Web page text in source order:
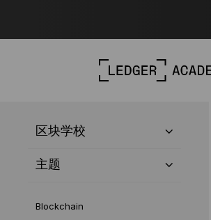
区块学校
主题
Blockchain